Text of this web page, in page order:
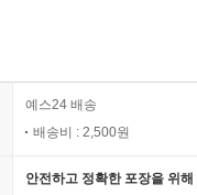
예스24 배송
배송비 : 2,500원
안전하고 정확한 포장을 위